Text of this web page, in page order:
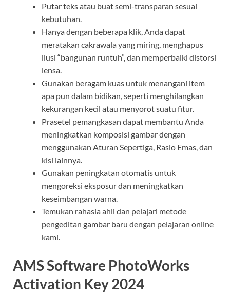
Putar teks atau buat semi-transparan sesuai
kebutuhan.
Hanya dengan beberapa klik, Anda dapat
meratakan cakrawala yang miring, menghapus
ilusi “bangunan runtuh”, dan memperbaiki distorsi
lensa.
Gunakan beragam kuas untuk menangani item
apa pun dalam bidikan, seperti menghilangkan
kekurangan kecil atau menyorot suatu fitur.
Prasetel pemangkasan dapat membantu Anda
meningkatkan komposisi gambar dengan
menggunakan Aturan Sepertiga, Rasio Emas, dan
kisi lainnya.
Gunakan peningkatan otomatis untuk
mengoreksi eksposur dan meningkatkan
keseimbangan warna.
Temukan rahasia ahli dan pelajari metode
pengeditan gambar baru dengan pelajaran online
kami.
AMS Software PhotoWorks
Activation Key 2024